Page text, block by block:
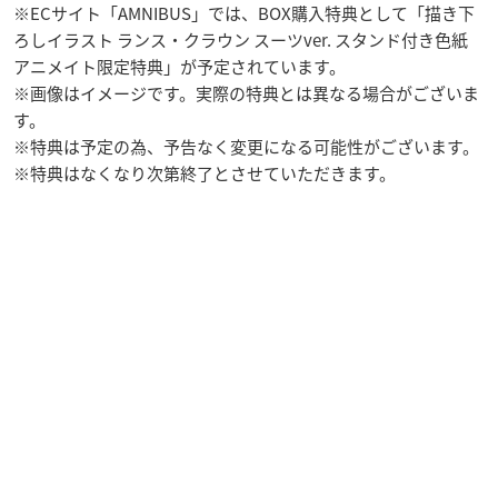
※ECサイト「AMNIBUS」では、BOX購入特典として「描き下
ろしイラスト ランス・クラウン スーツver. スタンド付き色紙
アニメイト限定特典」が予定されています。
※画像はイメージです。実際の特典とは異なる場合がございま
す。
※特典は予定の為、予告なく変更になる可能性がございます。
※特典はなくなり次第終了とさせていただきます。